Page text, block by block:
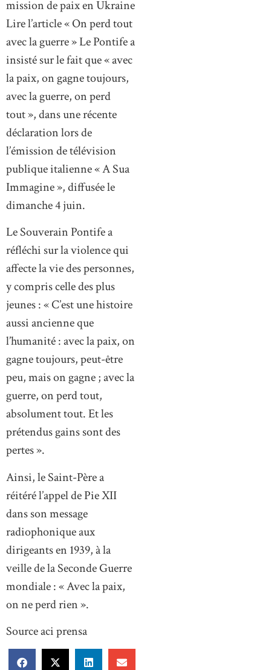
mission de paix en Ukraine
Lire l’article « On perd tout
avec la guerre » Le Pontife a
insisté sur le fait que « avec
la paix, on gagne toujours,
avec la guerre, on perd
tout », dans une récente
déclaration lors de
l’émission de télévision
publique italienne « A Sua
Immagine », diffusée le
dimanche 4 juin.
Le Souverain Pontife a
réfléchi sur la violence qui
affecte la vie des personnes,
y compris celle des plus
jeunes : « C’est une histoire
aussi ancienne que
l’humanité : avec la paix, on
gagne toujours, peut-être
peu, mais on gagne ; avec la
guerre, on perd tout,
absolument tout. Et les
prétendus gains sont des
pertes ».
Ainsi, le Saint-Père a
réitéré l’appel de Pie XII
dans son message
radiophonique aux
dirigeants en 1939, à la
veille de la Seconde Guerre
mondiale : « Avec la paix,
on ne perd rien ».
Source aci prensa